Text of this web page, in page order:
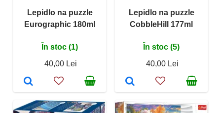
Lepidlo na puzzle
Eurographic 180ml
În stoc (1)
40,00 Lei
Lepidlo na puzzle
CobbleHill 177ml
În stoc (5)
40,00 Lei